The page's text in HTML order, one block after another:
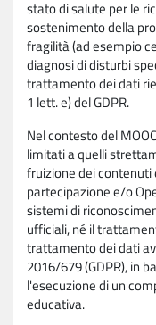
stato di salute per le
sostenimento della
fragilità (ad esempio
diagnosi di disturbi
trattamento dei dati
1 lett. e) del GDPR.
Nel contesto del
limitati a quelli
fruizione dei
partecipazione e/o
sistemi di
ufficiali, né il
trattamento dei dati
2016/679 (GDPR), in
l'esecuzione di un
educativa.